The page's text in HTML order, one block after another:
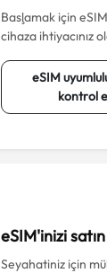
Başlamak için
cihaza ihtiyacınız
eSIM
kontrol
eSIM'inizi satın
Seyahatiniz için